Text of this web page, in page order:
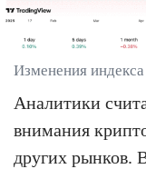
Изменения
Аналитики
внимания
других рынков.